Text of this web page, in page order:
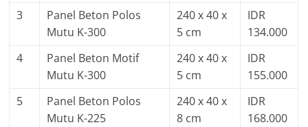
3
Panel Beton Polos
Mutu K-300
240 x 40 x
5 cm
IDR
134.000
4
Panel Beton Motif
Mutu K-300
240 x 40 x
5 cm
IDR
155.000
5
Panel Beton Polos
Mutu K-225
240 x 40 x
8 cm
IDR
168.000